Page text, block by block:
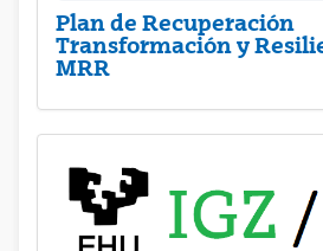
Plan de Recuperación
Transformación y
MRR